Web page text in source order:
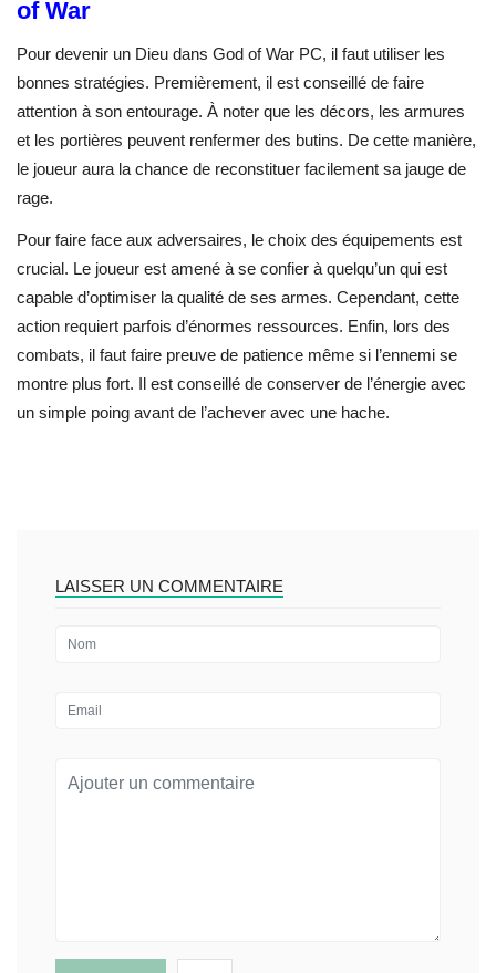
of War
Pour devenir un Dieu dans God of War PC, il faut utiliser les
bonnes stratégies. Premièrement, il est conseillé de faire
attention à son entourage. À noter que les décors, les armures
et les portières peuvent renfermer des butins. De cette manière,
le joueur aura la chance de reconstituer facilement sa jauge de
rage.
Pour faire face aux adversaires, le choix des équipements est
crucial. Le joueur est amené à se confier à quelqu’un qui est
capable d’optimiser la qualité de ses armes. Cependant, cette
action requiert parfois d’énormes ressources. Enfin, lors des
combats, il faut faire preuve de patience même si l’ennemi se
montre plus fort. Il est conseillé de conserver de l’énergie avec
un simple poing avant de l’achever avec une hache.
LAISSER UN COMMENTAIRE